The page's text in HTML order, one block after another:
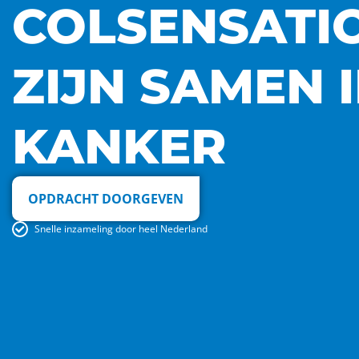
ZIJN SAMEN
KANKER
OPDRACHT DOORGEVEN
Snelle inzameling door heel Nederland